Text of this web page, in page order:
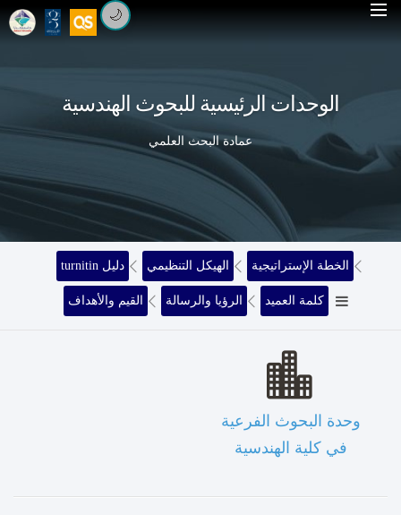
🌙
الوحدات الرئيسية للبحوث الهندسية
عمادة البحث العلمي
turnitin دليل الهيكل التنظيمي الخطة الإستراتيجية
القيم والأهداف الرؤيا والرسالة كلمة العميد
وحدة البحوث الفرعية
في كلية الهندسية